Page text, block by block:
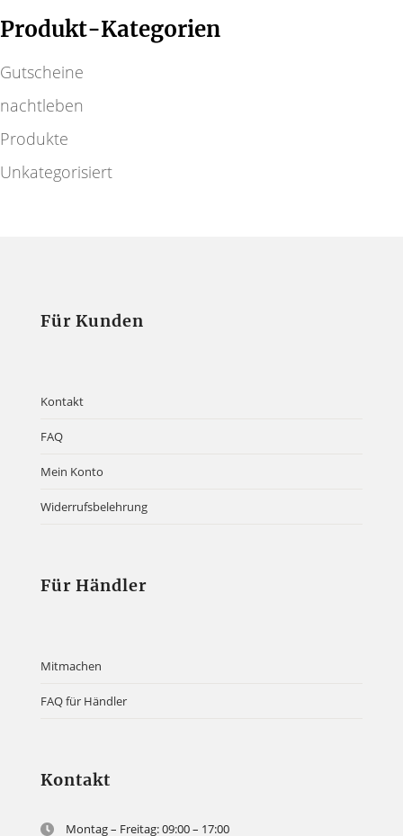
Produkt-Kategorien
Gutscheine
nachtleben
Produkte
Unkategorisiert
Für Kunden
Kontakt
FAQ
Mein Konto
Widerrufsbelehrung
Für Händler
Mitmachen
FAQ für Händler
Kontakt
Montag – Freitag: 09:00 – 17:00